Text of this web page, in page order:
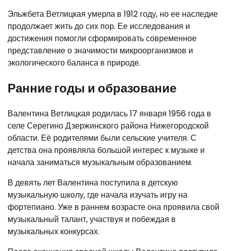
Эльжбета Ветлицкая умерла в 1912 году, но ее наследие
продолжает жить до сих пор. Ее исследования и
достижения помогли сформировать современное
представление о значимости микроорганизмов и
экологического баланса в природе.
Ранние годы и образование
Валентина Ветлицкая родилась 17 января 1956 года в
селе Серегино Дзержинского района Нижегородской
области. Её родителями были сельские учителя. С
детства она проявляла большой интерес к музыке и
начала заниматься музыкальным образованием.
В девять лет Валентина поступила в детскую
музыкальную школу, где начала изучать игру на
фортепиано. Уже в раннем возрасте она проявила свой
музыкальный талант, участвуя и побеждая в
музыкальных конкурсах.